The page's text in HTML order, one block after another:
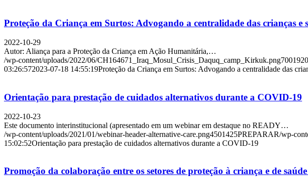
Proteção da Criança em Surtos: Advogando a centralidade das crianças e
2022-10-29
Autor: Aliança para a Proteção da Criança em Ação Humanitária,…
/wp-content/uploads/2022/06/CH164671_Iraq_Mosul_Crisis_Daquq_camp_Kirkuk.png7001920
03:26:572023-07-18 14:55:19Proteção da Criança em Surtos: Advogando a centralidade das
Orientação para prestação de cuidados alternativos durante a COVID-19
2022-10-23
Este documento interinstitucional (apresentado em um webinar em destaque no READY…
/wp-content/uploads/2021/01/webinar-header-alternative-care.png4501425PREPARAR/wp-
15:02:52Orientação para prestação de cuidados alternativos durante a COVID-19
Promoção da colaboração entre os setores de proteção à criança e de